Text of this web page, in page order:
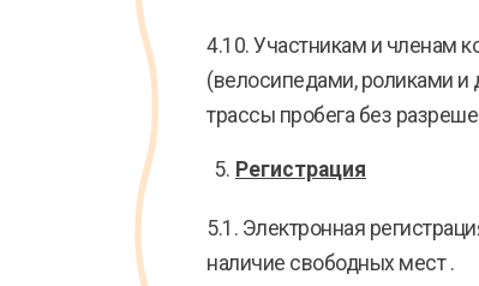
4.10. Участникам и членам
(велосипедами, роликами и
трассы пробега без
Регистрация
5.1. Электронная
наличие свободных мест .